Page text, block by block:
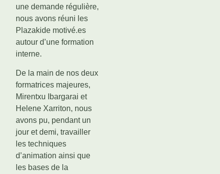
une demande régulière,
nous avons réuni les
Plazakide motivé.es
autour d’une formation
interne.
De la main de nos deux
formatrices majeures,
Mirentxu Ibargarai et
Helene Xarriton, nous
avons pu, pendant un
jour et demi, travailler
les techniques
d’animation ainsi que
les bases de la